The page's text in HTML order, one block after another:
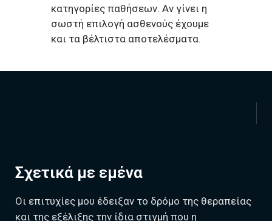
κατηγορίες παθήσεων. Αν γίνει η
σωστή επιλογή ασθενούς έχουμε
και τα βέλτιστα αποτελέσματα.
Σχετικά με εμένα
Οι επιτυχίες μου έδειξαν το δρόμο της θεραπείας
και της εξέλιξης την ίδια στιγμή που η